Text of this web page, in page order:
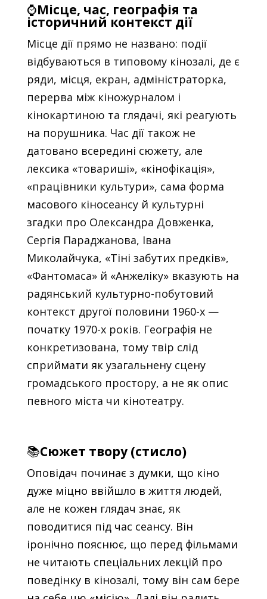
⌚Місце, час, географія та
історичний контекст дії
Місце дії прямо не названо: події
відбуваються в типовому кінозалі, де є
ряди, місця, екран, адміністраторка,
перерва між кіножурналом і
кінокартиною та глядачі, які реагують
на порушника. Час дії також не
датовано всередині сюжету, але
лексика «товариші», «кінофікація»,
«працівники культури», сама форма
масового кіносеансу й культурні
згадки про Олександра Довженка,
Сергія Параджанова, Івана
Миколайчука, «Тіні забутих предків»,
«Фантомаса» й «Анжеліку» вказують на
радянський культурно-побутовий
контекст другої половини 1960-х —
початку 1970-х років. Географія не
конкретизована, тому твір слід
сприймати як узагальнену сцену
громадського простору, а не як опис
певного міста чи кінотеатру.
📚Сюжет твору (стисло)
Оповідач починає з думки, що кіно
дуже міцно ввійшло в життя людей,
але не кожен глядач знає, як
поводитися під час сеансу. Він
іронічно пояснює, що перед фільмами
не читають спеціальних лекцій про
поведінку в кінозалі, тому він сам бере